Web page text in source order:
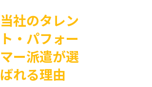
当社のタレン
ト・パフォー
マー派遣が選
ばれる理由